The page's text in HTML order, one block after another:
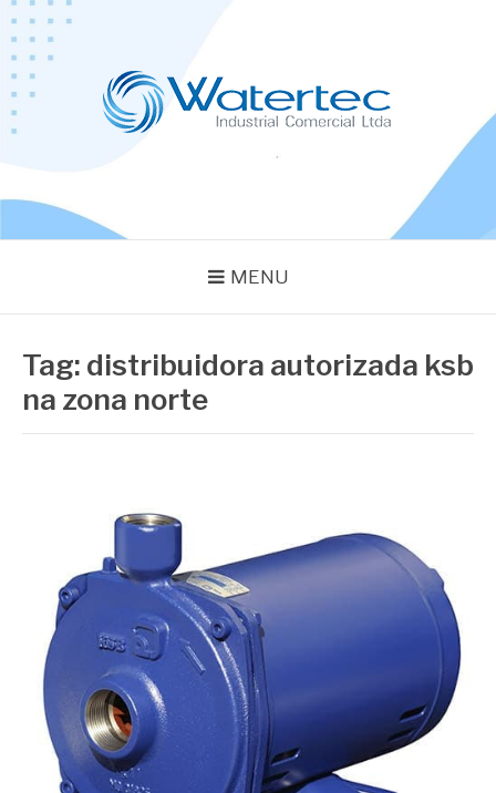
Pular
para
conteúdo
MENU
Tag: distribuidora autorizada ksb
na zona norte